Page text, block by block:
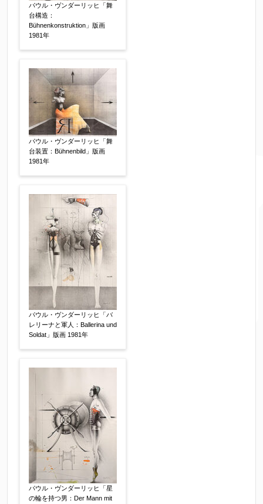
パウル・ヴンダーリッヒ「舞
台構造：
Bühnenkonstruktion」版画
1981年
パウル・ヴンダーリッヒ「舞
台装置：Bühnenbild」版画
1981年
パウル・ヴンダーリッヒ「バ
レリーナと軍人：Ballerina und
Soldat」版画 1981年
パウル・ヴンダーリッヒ「星
の輪を持つ男：Der Mann mit